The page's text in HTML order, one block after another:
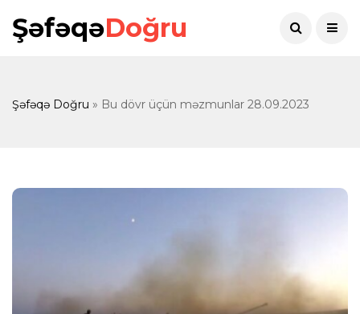
ŞəfəqəDoğru
Şəfəqə Doğru » Bu dövr üçün məzmunlar 28.09.2023